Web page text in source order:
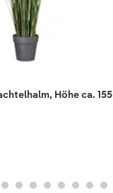
Höhe ca. 155